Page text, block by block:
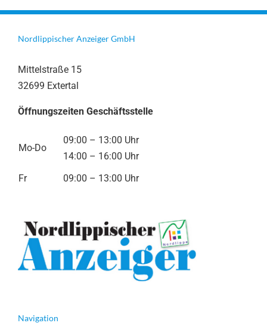
Nordlippischer Anzeiger GmbH
Mittelstraße 15
32699 Extertal
Öffnungszeiten Geschäftsstelle
Mo-Do
09:00 – 13:00 Uhr
14:00 – 16:00 Uhr
Fr
09:00 – 13:00 Uhr
Navigation